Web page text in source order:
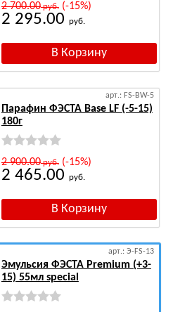
2 700.00руб.(-15%)
2 295.00 руб.
арт.: FS-BW-5
Парафин ФЭСТА Base LF (-5-15)
180г
2 900.00руб.(-15%)
2 465.00 руб.
арт.: Э-FS-13
Эмульсия ФЭСТА Premium (+3-
15) 55мл special